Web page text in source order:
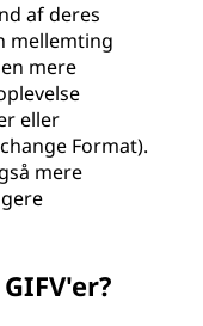
af deres
mellemting
mere
eller
Format).
mere